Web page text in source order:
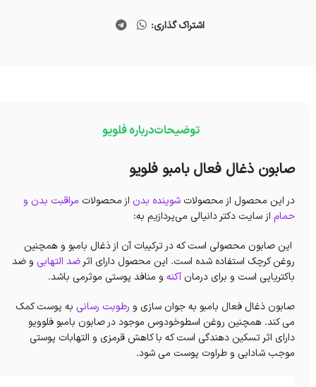
اشتراک گذاری:
توضیحاتدرباره فلویو
صابون ذغال فعال بامبو فلویو
در این محصول از محصولات شوینده بدن از محصولات مراقبت بدن و
حمام از سایت دکتر دانیالی می‌پردازیم به:
این صابون محصولی است که در ترکیبات آن از ذغال بامبو و همچنین
روغن کرچک استفاده شده است. این محصول دارای اثرضد التهابی و ضد
باکتریایی است و برای درمان آکنه و منافد پوستی موثرمی باشد.
صابون ذغال فعال بامبو به جوان سازی و رطوبت رسانی به پوست کمک
می کند. همچنین روغن اسطوخودوس موجود در صابون بامبو فلوویو
دارای اثر تسکین دهندگی است که با کاهش قرمزی و التهابات پوستی
موجب شادابی و طراوت پوست می شود.